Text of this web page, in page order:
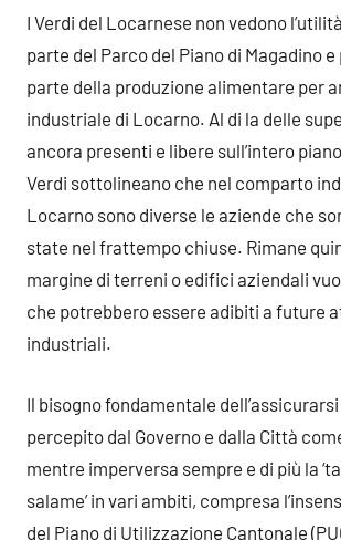
I Verdi del Locarnese non vedono
parte del Parco del Piano di Magadino
parte della produzione alimentare per
industriale di Locarno. Al di la delle
ancora presenti e libere sull’intero
Verdi sottolineano che nel comparto
Locarno sono diverse le aziende che
state nel frattempo chiuse. Rimane
margine di terreni o edifici aziendali
che potrebbero essere adibiti a future
industriali.
Il bisogno fondamentale
percepito dal Governo e dalla Città
mentre imperversa sempre e di più la
salame’ in vari ambiti, compresa
del Piano di Utilizzazione Cantonale